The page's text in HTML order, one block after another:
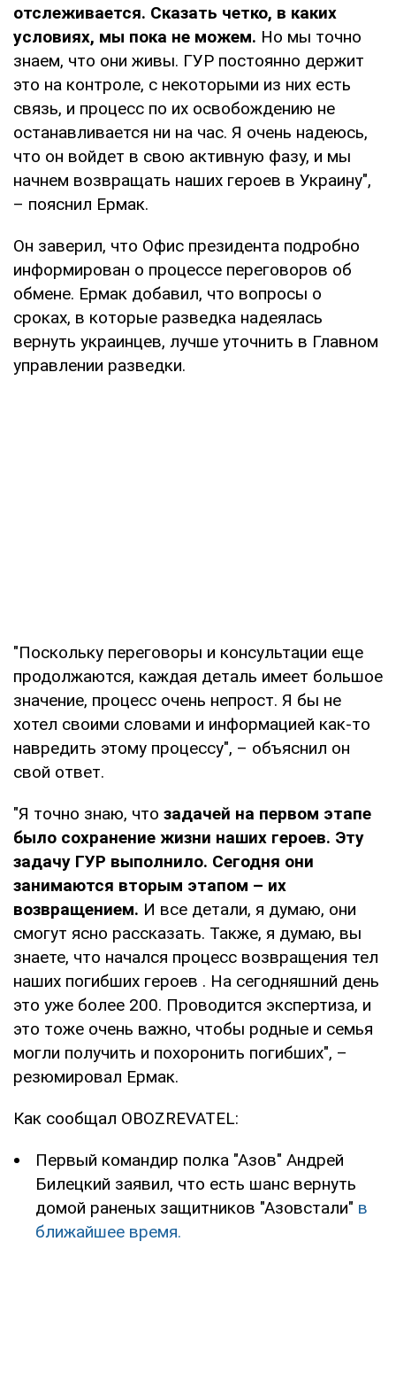
отслеживается. Сказать четко, в каких
условиях, мы пока не можем. Но мы точно
знаем, что они живы. ГУР постоянно держит
это на контроле, с некоторыми из них есть
связь, и процесс по их освобождению не
останавливается ни на час. Я очень надеюсь,
что он войдет в свою активную фазу, и мы
начнем возвращать наших героев в Украину",
– пояснил Ермак.
Он заверил, что Офис президента подробно
информирован о процессе переговоров об
обмене. Ермак добавил, что вопросы о
сроках, в которые разведка надеялась
вернуть украинцев, лучше уточнить в Главном
управлении разведки.
"Поскольку переговоры и консультации еще
продолжаются, каждая деталь имеет большое
значение, процесс очень непрост. Я бы не
хотел своими словами и информацией как-то
навредить этому процессу", – объяснил он
свой ответ.
"Я точно знаю, что задачей на первом этапе
было сохранение жизни наших героев. Эту
задачу ГУР выполнило. Сегодня они
занимаются вторым этапом – их
возвращением. И все детали, я думаю, они
смогут ясно рассказать. Также, я думаю, вы
знаете, что начался процесс возвращения тел
наших погибших героев . На сегодняшний день
это уже более 200. Проводится экспертиза, и
это тоже очень важно, чтобы родные и семья
могли получить и похоронить погибших", –
резюмировал Ермак.
Как сообщал OBOZREVATEL:
Первый командир полка "Азов" Андрей
Билецкий заявил, что есть шанс вернуть
домой раненых защитников "Азовстали" в
ближайшее время.